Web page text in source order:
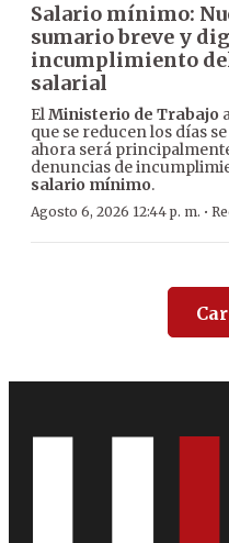
Salario mínimo:
sumario breve y
incumplimiento
salarial
ElMinisterio de Trabajo
que se reducen los días
ahora será
denuncias de
salario mínimo.
Agosto 6, 2026 12:44 p. m. ·